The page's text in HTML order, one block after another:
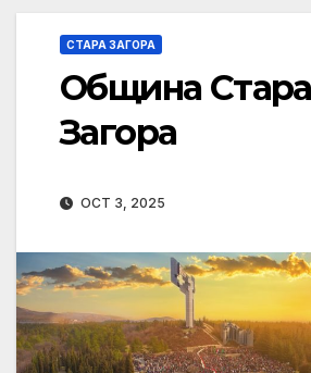
СТАРА ЗАГОРА
Община Стара
Загора
OCT 3, 2025